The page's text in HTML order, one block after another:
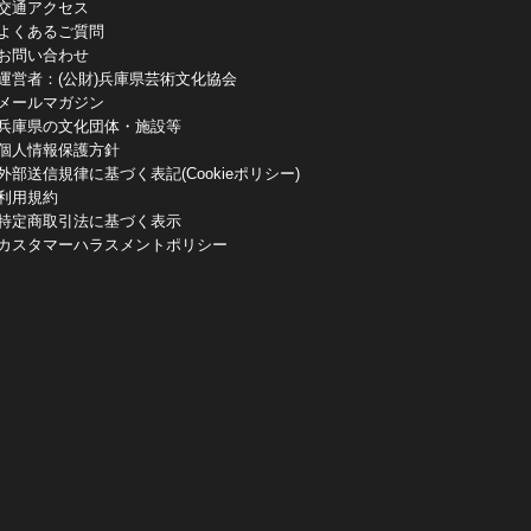
通アクセス
くあるご質問
問い合わせ
営者：(公財)兵庫県芸術文化協会
メールマガジン
庫県の文化団体・施設等
人情報保護方針
部送信規律に基づく表記(Cookieポリシー)
用規約
定商取引法に基づく表示
スタマーハラスメントポリシー